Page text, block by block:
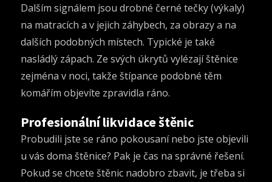
Dalším signálem jsou drobné černé tečky (výkaly)
na matracích a v jejich záhybech, za obrazy a na
dalších podobných místech. Typické je také
nasládlý zápach. Ze svých úkrytů vylézají štěnice
zejména v noci, takže štípance podobné těm
komářím objevíte zpravidla ráno.
Profesionální likvidace štěnic
Probudili jste se ráno pokousaní nebo jste objevili
u vás doma štěnice? Pak je čas na správné řešení.
Pokud se chcete štěnic nadobro zbavit, je třeba si